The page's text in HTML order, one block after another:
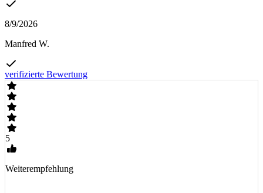
8/9/2026
Manfred W.
verifizierte Bewertung
5
Weiterempfehlung